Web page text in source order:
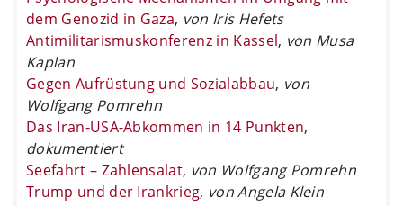
dem Genozid in Gaza, von Iris Hefets
Antimilitarismuskonferenz in Kassel, von Musa
Kaplan
Gegen Aufrüstung und Sozialabbau, von
Wolfgang Pomrehn
Das Iran-USA-Abkommen in 14 Punkten,
dokumentiert
Seefahrt – Zahlensalat, von Wolfgang Pomrehn
Trump und der Irankrieg, von Angela Klein